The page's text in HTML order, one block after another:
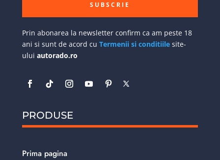
SUBSCRIE
Prin abonarea la newsletter confirm ca am peste 18
ani si sunt de acord cu Termenii si conditiilesite-
ului autorado.ro
PRODUSE
Prima pagina